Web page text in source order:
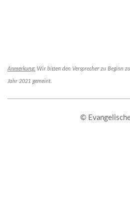
Anmerkung: Wir bitten den Versprecher zu Beginn
Jahr 2021 gemeint.
©